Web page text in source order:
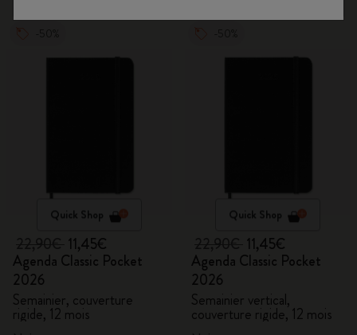
Quick Shop
11,45€
Agenda Classic Pocket
2026
Semainier, couverture
rigide, 12 mois
Quick Shop
11,45€
Agenda Classic Pocket
2026
Semainier vertical,
couverture rigide, 12 mois